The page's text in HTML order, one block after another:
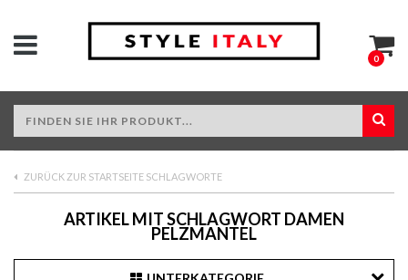
0
ZURÜCK ZUR STARTSEITE SCHLAGWORTE
ARTIKEL MIT SCHLAGWORT DAMEN
PELZMANTEL